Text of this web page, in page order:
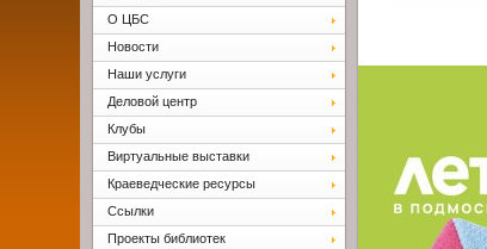
О ЦБС
Новости
Наши услуги
Деловой центр
Клубы
Виртуальные выставки
Краеведческие ресурсы
Ссылки
Проекты библиотек